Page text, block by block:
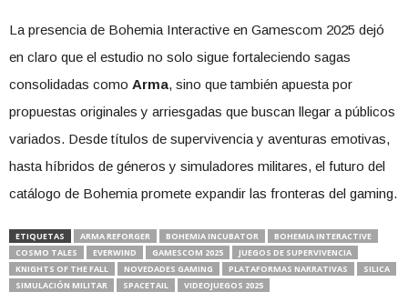
La presencia de Bohemia Interactive en Gamescom 2025 dejó
en claro que el estudio no solo sigue fortaleciendo sagas
consolidadas como Arma, sino que también apuesta por
propuestas originales y arriesgadas que buscan llegar a públicos
variados. Desde títulos de supervivencia y aventuras emotivas,
hasta híbridos de géneros y simuladores militares, el futuro del
catálogo de Bohemia promete expandir las fronteras del gaming.
ETIQUETAS ARMA REFORGER BOHEMIA INCUBATOR
BOHEMIA INTERACTIVE
COSMO TALES
EVERWIND GAMESCOM 2025
JUEGOS DE SUPERVIVENCIA
KNIGHTS OF THE FALL
NOVEDADES GAMING PLATAFORMAS NARRATIVAS
SILICA
SIMULACIÓN MILITAR
SPACETAIL VIDEOJUEGOS 2025